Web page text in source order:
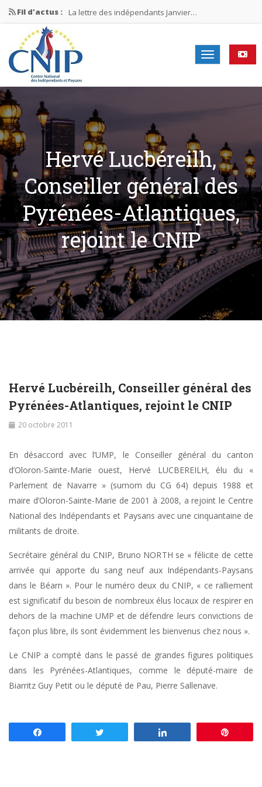
Fil d'actus : La lettre des indépendants Janvier…
La lettre des indépendants Novembre…
La lettre des indépendants Juin…
Mission nationale ÉLECTIONS MUNICIPALES 2026
Hervé Lucbéreilh,
Conseiller général des
Pyrénées-Atlantiques,
rejoint le CNIP
Hervé Lucbéreilh, Conseiller général des
Pyrénées-Atlantiques, rejoint le CNIP
20 octobre 2011
En désaccord avec l’UMP, le Conseiller général du canton
d’Oloron-Sainte-Marie ouest, Hervé LUCBEREILH, élu du «
Parlement de Navarre » (surnom du CG 64) depuis 1988 et
maire d’Oloron-Sainte-Marie de 2001 à 2008, a rejoint le Centre
National des Indépendants et Paysans avec une cinquantaine de
militants de droite.
Secrétaire général du CNIP, Bruno NORTH se « félicite de cette
arrivée qui apporte du sang neuf aux Indépendants-Paysans
dans le Béarn ». Pour le numéro deux du CNIP, « ce ralliement
est significatif du besoin de nombreux élus locaux de respirer en
dehors de la machine UMP et de défendre leurs convictions de
façon plus libre, ils sont évidemment les bienvenus chez nous ».
Le CNIP a compté dans le passé de grandes figures politiques
dans les Pyrénées-Atlantiques, comme le député-maire de
Biarritz Guy Petit ou le député de Pau, Pierre Sallenave.